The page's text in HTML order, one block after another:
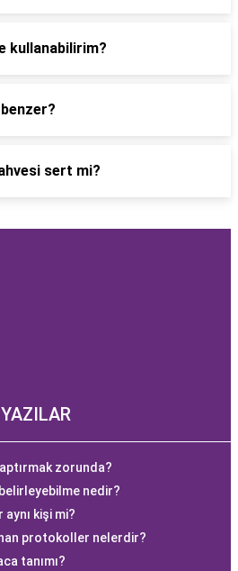
kullanabilirim?
sert mi?
zorunda?
nedir?
aynı kişi mi?
protokoller nelerdir?
tanımı?